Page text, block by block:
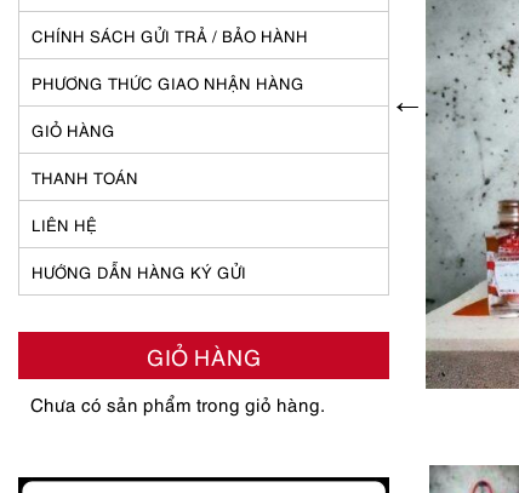
CHÍNH SÁCH GỬI TRẢ / BẢO HÀNH
PHƯƠNG THỨC GIAO NHẬN HÀNG
GIỎ HÀNG
THANH TOÁN
LIÊN HỆ
HƯỚNG DẪN HÀNG KÝ GỬI
GIỎ HÀNG
Chưa có sản phẩm trong giỏ hàng.